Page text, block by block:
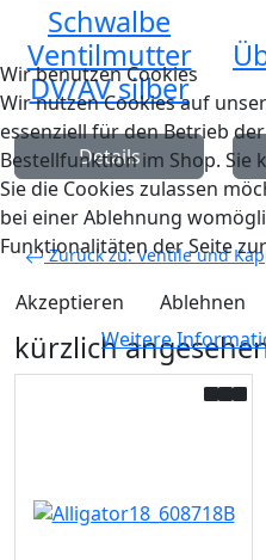
Schwalbe
Ventilmutter
DV/AV silber
Details
Zurück zu: Ventile und
kürzlich
Wir benutzen Cookies
Wir nutzen Cookies auf
essenziell für den Betrieb
Bestellfunktion im Shop. Sie
Sie die Cookies zulassen
bei einer Ablehnung
Funktionalitäten der Seite
Akzeptieren
Ablehnen
Weitere